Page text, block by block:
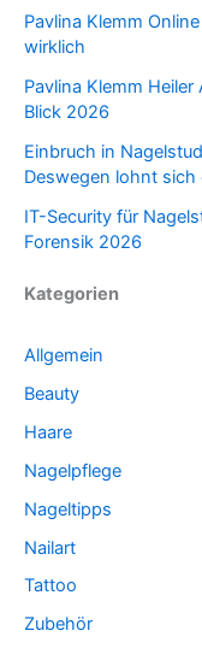
Pavlina Klemm
wirklich
Pavlina Klemm
Blick 2026
Einbruch in
Deswegen lohnt sich
IT-Security für
Forensik 2026
Kategorien
Allgemein
Beauty
Haare
Nagelpflege
Nageltipps
Nailart
Tattoo
Zubehör